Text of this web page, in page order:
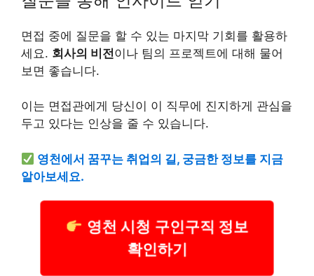
면접 중에 질문을 할 수 있는 마지막 기회를 활용하
세요. 회사의 비전이나 팀의 프로젝트에 대해 물어
보면 좋습니다.
이는 면접관에게 당신이 이 직무에 진지하게 관심을
두고 있다는 인상을 줄 수 있습니다.
영천에서 꿈꾸는 취업의 길, 궁금한 정보를 지금
알아보세요.
영천 시청 구인구직 정보
확인하기